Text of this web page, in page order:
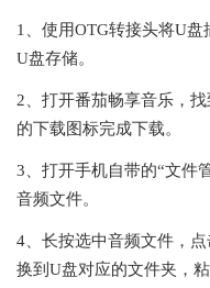
1、使用OTG转接头将U
U盘存储。
2、打开番茄畅享音乐，
的下载图标完成下载。
3、打开手机自带的“文件
音频文件。
4、长按选中音频文件，
换到U盘对应的文件夹，